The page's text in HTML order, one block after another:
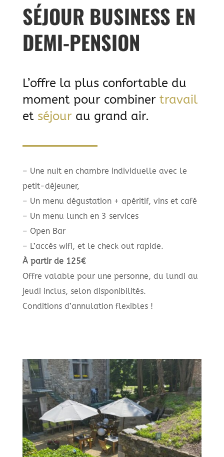
SÉJOUR BUSINESS EN
DEMI-PENSION
L’offre la plus confortable du
moment pour combiner travail
et séjourau grand air.
– Une nuit en chambre individuelle avec le
petit-déjeuner,
– Un menu dégustation + apéritif, vins et café
– Un menu lunch en 3 services
– Open Bar
– L’accès wifi, et le check out rapide.
À partir de 125€
Offre valable pour une personne, du lundi au
jeudi inclus, selon disponibilités.
Conditions d’annulation flexibles !